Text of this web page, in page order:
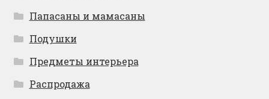
Папасаны и мамасаны
Подушки
Предметы интерьера
Распродажа